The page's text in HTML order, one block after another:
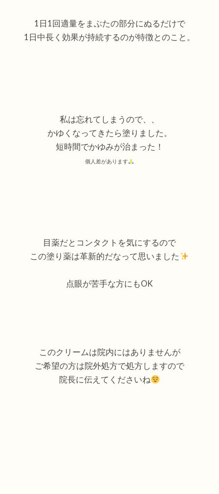
1日1回適量をまぶたの部分にぬるだけで
1日中長く効果が持続するのが特徴とのこと。
私は忘れてしまうので、、
かゆくなってきたら塗りました。
短時間でかゆみが治まった！
個人差があります
目薬だとコンタクトを気にするので
この塗り薬は革新的だなって思いました
点眼が苦手な方にもOK
このクリームは院内にはありませんが
ご希望の方は院外処方で処方しますので
院長に伝えてくださいね